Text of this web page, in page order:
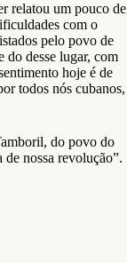
relatou um pouco de
com o
pelo povo de
desse lugar, com
hoje é de
todos nós cubanos,
do povo do
de nossa revolução”.